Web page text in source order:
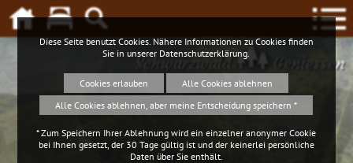
Schwarzwald Geniessen
Diese Seite benutzt Cookies. Nähere Informationen zu Cookies finden
Sie in unserer Datenschutzerklärung
Cookies erlauben
Alle Cookies ablehnen
Alle Cookies ablehnen, aber meine Entscheidung speichern *
* Zum Speichern Ihrer Ablehnung wird ein einzelner anonymer Cookie
bei Ihnen gesetzt, der 30 Tage gültig ist und der keinerlei persönliche
Daten über Sie enthält.